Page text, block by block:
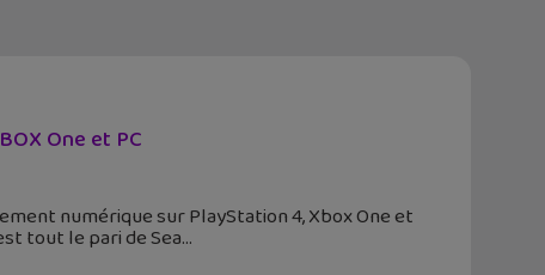
One et PC
numérique sur PlayStation 4, Xbox One et
tout le pari de Sea